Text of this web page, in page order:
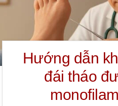
Hướng dẫn
đái tháo